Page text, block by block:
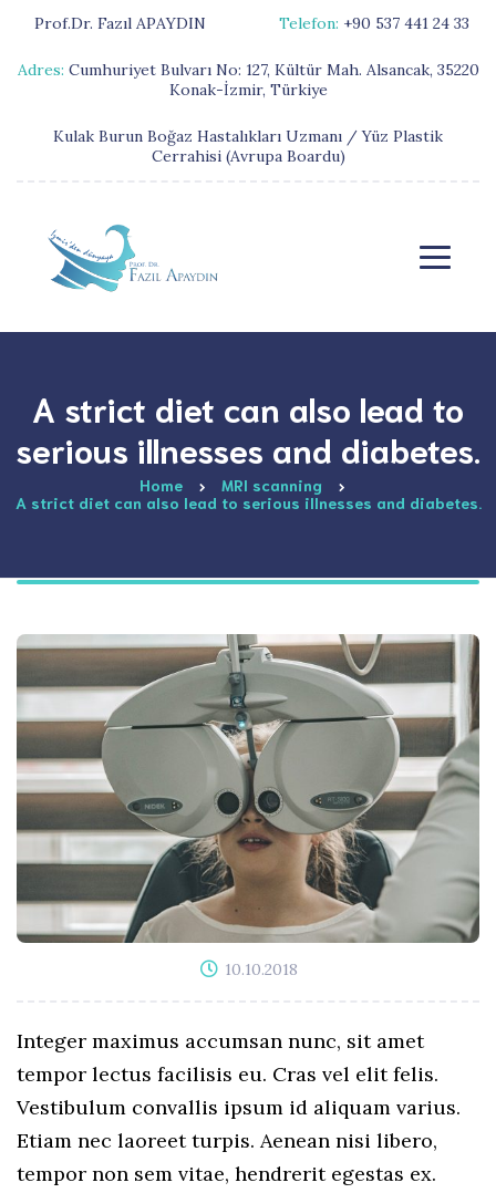
Prof.Dr. Fazıl APAYDIN Telefon: +90 537 441 24 33
Adres: Cumhuriyet Bulvarı No: 127, Kültür Mah. Alsancak, 35220
Konak-İzmir, Türkiye
Kulak Burun Boğaz Hastalıkları Uzmanı / Yüz Plastik
Cerrahisi (Avrupa Boardu)
A strict diet can also lead to
serious illnesses and diabetes.
Home
MRI scanning
A strict diet can also lead to serious illnesses and diabetes.
10.10.2018
Integer maximus accumsan nunc, sit amet
tempor lectus facilisis eu. Cras vel elit felis.
Vestibulum convallis ipsum id aliquam varius.
Etiam nec laoreet turpis. Aenean nisi libero,
tempor non sem vitae, hendrerit egestas ex.